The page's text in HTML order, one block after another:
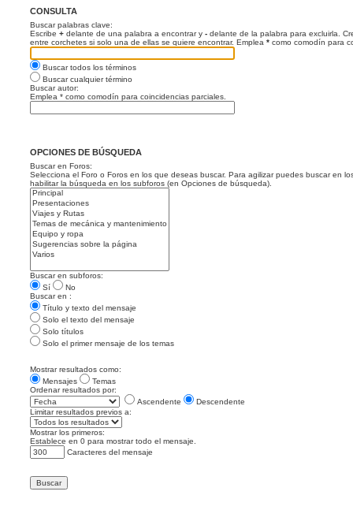
CONSULTA
Buscar palabras clave:
Escribe + delante de una palabra a encontrar y - delante de la palabra para excluirla.
entre corchetes si solo una de ellas se quiere encontrar. Emplea * como comodín para
Buscar todos los términos
Buscar cualquier término
Buscar autor:
Emplea * como comodín para coincidencias parciales.
OPCIONES DE BÚSQUEDA
Buscar en Foros:
Selecciona el Foro o Foros en los que deseas buscar. Para agilizar puedes buscar en
habilitar la búsqueda en los subforos (en Opciones de búsqueda).
Buscar en subforos:
Sí
No
Buscar en :
Título y texto del mensaje
Solo el texto del mensaje
Solo títulos
Solo el primer mensaje de los temas
Mostrar resultados como:
Mensajes
Temas
Ordenar resultados por:
Ascendente
Descendente
Limitar resultados previos a:
Mostrar los primeros:
Establece en 0 para mostrar todo el mensaje.
Caracteres del mensaje